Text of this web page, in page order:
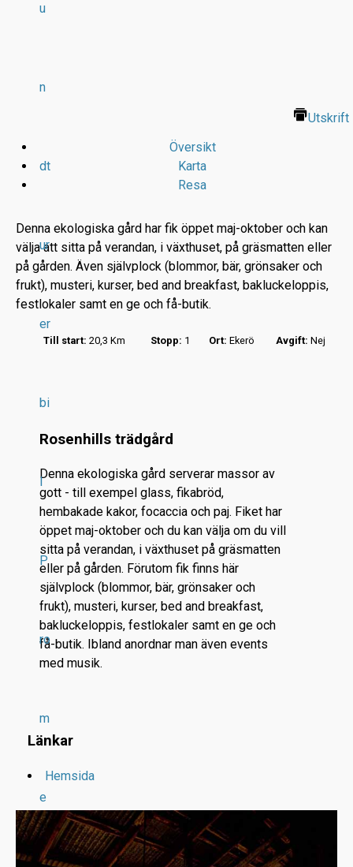
u
n
dt
ur
er
bi
l
P
ro
m
e
Utskrift
Översikt
Karta
Resa
Denna ekologiska gård har fik öppet maj-oktober och kan
välja att sitta på verandan, i växthuset, på gräsmatten eller
på gården. Även självplock (blommor, bär, grönsaker och
frukt), musteri, kurser, bed and breakfast, bakluckeloppis,
festlokaler samt en ge och få-butik.
Till start: 20,3 Km Stopp: 1 Ort: Ekerö Avgift: Nej
Rosenhills trädgård
Denna ekologiska gård serverar massor av
gott - till exempel glass, fikabröd,
hembakade kakor, focaccia och paj. Fiket har
öppet maj-oktober och du kan välja om du vill
sitta på verandan, i växthuset på gräsmatten
eller på gården. Förutom fik finns här
självplock (blommor, bär, grönsaker och
frukt), musteri, kurser, bed and breakfast,
bakluckeloppis, festlokaler samt en ge och
få-butik. Ibland anordnar man även events
med musik.
Länkar
Hemsida